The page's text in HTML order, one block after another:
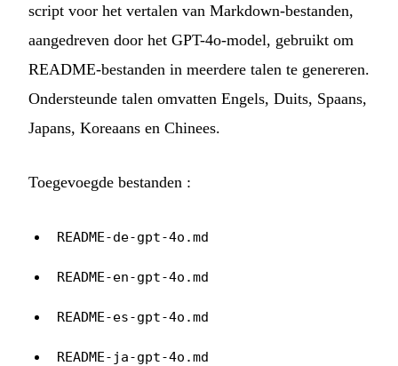
script voor het vertalen van Markdown-bestanden,
aangedreven door het GPT-4o-model, gebruikt om
README-bestanden in meerdere talen te genereren.
Ondersteunde talen omvatten Engels, Duits, Spaans,
Japans, Koreaans en Chinees.
Toegevoegde bestanden :
README-de-gpt-4o.md
README-en-gpt-4o.md
README-es-gpt-4o.md
README-ja-gpt-4o.md